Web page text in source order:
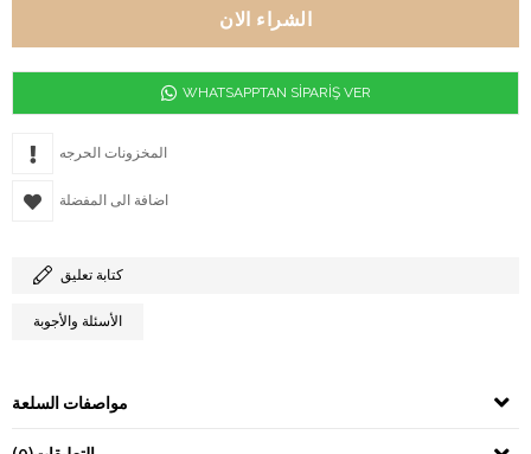
WHATSAPPTAN SİPARİŞ VER
اضافة الى المفضلة
كتابة تعليق
الأسئلة والأجوبة
مواصفات السلعة